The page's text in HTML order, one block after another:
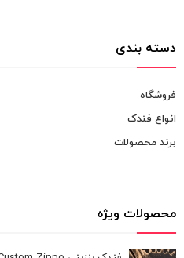
دسته بندی
فروشگاه
انواع فندک
برند محصولات
محصولات ویژه